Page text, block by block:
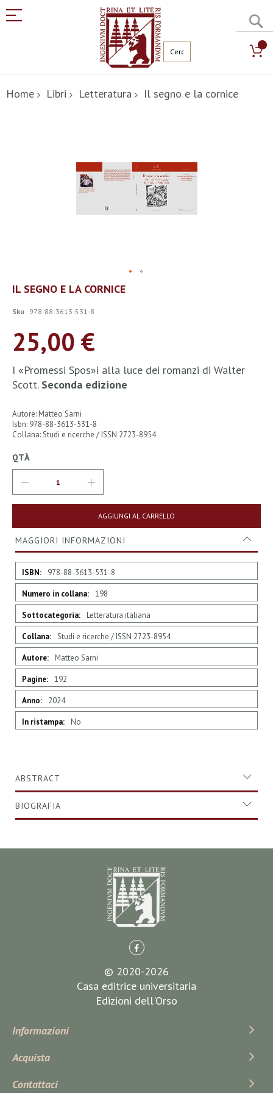
al
contenuto
Home Libri Letteratura Il segno e la cornice
Vai
all'inizio
galleria
immagini
IL SEGNO E LA CORNICE
Sku 978-88-3613-531-8
25,00 €
I «Promessi Spos»i alla luce dei romanzi di Walter
Scott. Seconda edizione
Autore: Matteo Sarni
Isbn: 978-88-3613-531-8
Collana: Studi e ricerche / ISSN 2723-8954
QTÀ
AGGIUNGI AL CARRELLO
MAGGIORI INFORMAZIONI
Informazioni978-88-3613-531-8
198
Letteratura italiana
Studi e ricerche / ISSN 2723-8954
Matteo Sarni
192
2024
No
ABSTRACT
BIOGRAFIA
© 2020-2026
Casa editrice universitaria
Edizioni dell'Orso
Informazioni
Acquista
Contattaci